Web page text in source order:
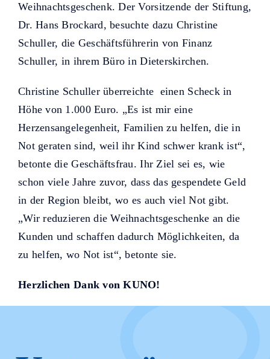
Weihnachtsgeschenk. Der Vorsitzende der Stiftung,
Dr. Hans Brockard, besuchte dazu Christine
Schuller, die Geschäftsführerin von Finanz
Schuller, in ihrem Büro in Dieterskirchen.
Christine Schuller überreichte einen Scheck in
Höhe von 1.000 Euro. „Es ist mir eine
Herzensangelegenheit, Familien zu helfen, die in
Not geraten sind, weil ihr Kind schwer krank ist“,
betonte die Geschäftsfrau. Ihr Ziel sei es, wie
schon viele Jahre zuvor, dass das gespendete Geld
in der Region bleibt, wo es auch viel Not gibt.
„Wir reduzieren die Weihnachtsgeschenke an die
Kunden und schaffen dadurch Möglichkeiten, da
zu helfen, wo Not ist“, betonte sie.
Herzlichen Dank von KUNO!